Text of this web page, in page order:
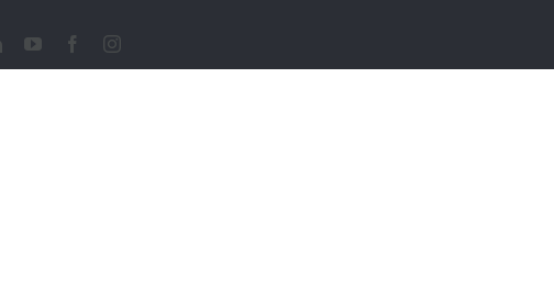
LinkedInYouTubeFacebookInstagram